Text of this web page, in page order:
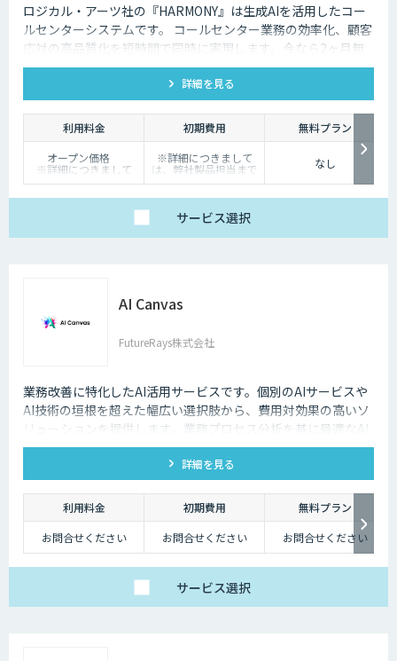
ロジカル・アーツ社の『HARMONY』は生成AIを活用したコー
ルセンターシステムです。 コールセンター業務の効率化、顧客
応対の高品質化を短時間で同時に実現します。今なら2ヶ月無
料でお試し可能
詳細を見る
利用料金 初期費用
無料プラン
オープン価格
※詳細につきまして
は、弊社製品担当まで
※詳細につきまして
は、弊社製品担当まで
お問い合わせくださ
なし
サービス選択
AI Canvas
FutureRays株式会社
業務改善に特化したAI活用サービスです。個別のAIサービスや
AI技術の垣根を超えた幅広い選択肢から、費用対効果の高いソ
リューションを提供します。​業務プロセス分析を基に最適なAI
活用を提案し、システムへのAI機能搭載を実現します。 ​課題整
理から導入後の運用まで伴走し、現実的な成果を追求します。​
販売管理システムや受注メール解析など、具体的な業務課題解
決に対応し、効率化と品質向上を支援します。
詳細を見る
利用料金 初期費用
無料プラン
お問合せください
お問合せください お問合せください
サービス選択